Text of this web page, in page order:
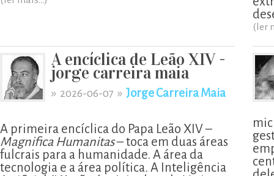
(ler
A encíclica de Leão XIV -
jorge carreira maia
» 2026-06-07 » Jorge Carreira Maia
A primeira encíclica do Papa Leão XIV –
Magnifica Humanitas– toca em duas áreas
fulcrais para a humanidade. A área da
tecnologia e a área política. A Inteligência